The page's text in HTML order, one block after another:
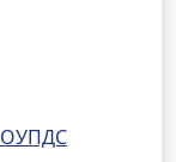
ОУПДС